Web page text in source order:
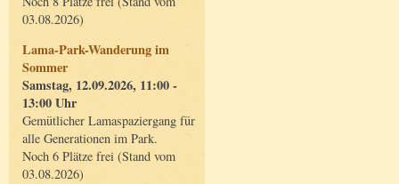
03.08.2026)
Lama-Park-Wanderung im
Sommer
Samstag, 12.09.2026, 11:00 -
13:00 Uhr
Gemütlicher Lamaspaziergang für
alle Generationen im Park.
Noch 6 Plätze frei (Stand vom
03.08.2026)